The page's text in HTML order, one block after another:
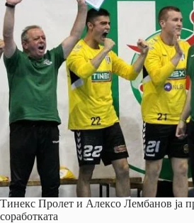
Тинекс Пролет и Алексо Лембанов ја
соработката